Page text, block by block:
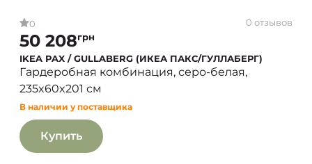
0 0 отзывов
50 208грн
IKEA PAX / GULLABERG (ИКЕА ПАКС/ГУЛЛАБЕРГ)
Гардеробная комбинация, серо-белая,
235x60x201 см
В наличии у поставщика
Купить